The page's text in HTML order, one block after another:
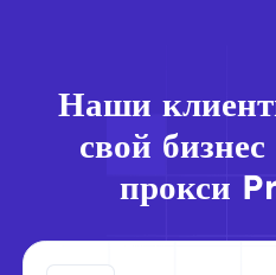
Наши
свой
прокси